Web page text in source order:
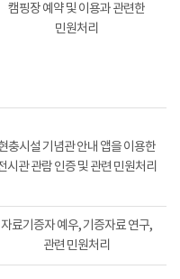
캠핑장 예약 및 이용과 관련한
민원처리
충시설 기념관 안내 앱을 이용한
시관 관람 인증 및 관련 민원처리
자료기증자 예우, 기증자료 연구,
관련 민원처리